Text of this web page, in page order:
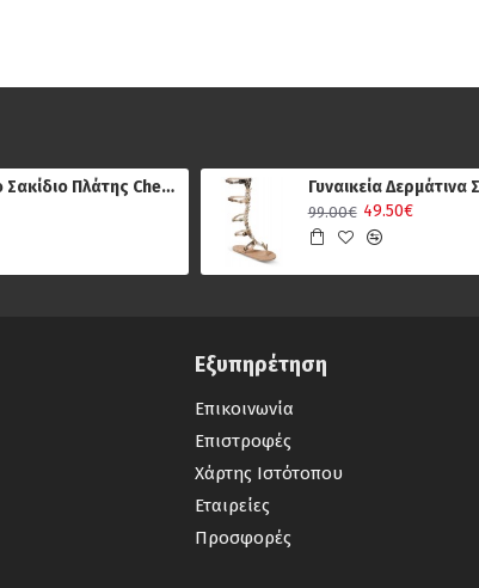
Δερμάτινο Σακίδιο Πλάτης Chesterfield C58.018401, Καφέ
99.00€ 49.50€
Εξυπηρέτηση
Επικοινωνία
Επιστροφές
Χάρτης Ιστότοπου
Εταιρείες
Προσφορές